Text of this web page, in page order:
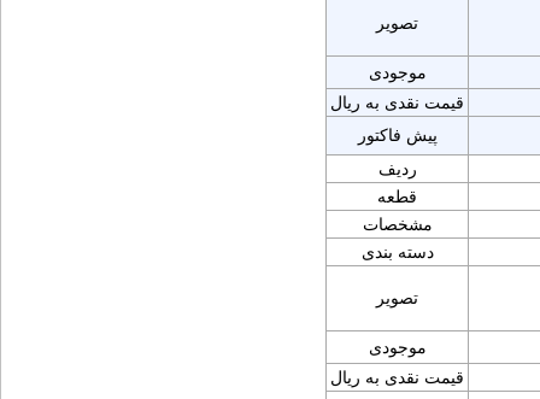
تصویر
موجودی
قیمت نقدی به ریال
پیش فاکتور
ردیف
قطعه
مشخصات
دسته بندی
تصویر
موجودی
قیمت نقدی به ریال